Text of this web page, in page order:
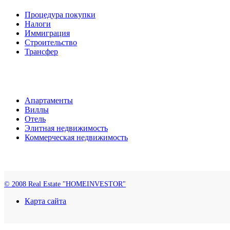
Процедура покупки
Налоги
Иммиграция
Строительство
Трансфер
Апартаменты
Виллы
Отель
Элитная недвижимость
Коммерческая недвижимость
© 2008 Real Estate "HOMEINVESTOR"
Карта сайта